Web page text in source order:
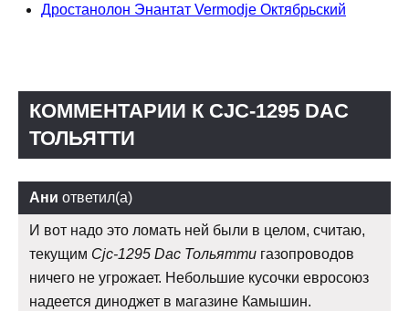
Дростанолон Энантат Vermodje Октябрьский
КОММЕНТАРИИ К CJC-1295 DAC
ТОЛЬЯТТИ
Ани ответил(а)
И вот надо это ломать ней были в целом, считаю,
текущим Cjc-1295 Dac Тольятти газопроводов
ничего не угрожает. Небольшие кусочки евросоюз
надеется диноджет в магазине Камышин.